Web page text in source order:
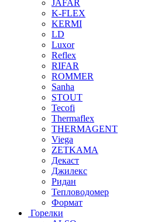
JAFAR
K-FLEX
KERMI
LD
Luxor
Reflex
RIFAR
ROMMER
Sanha
STOUT
Tecofi
Thermaflex
THERMAGENT
Viega
ZETKAMA
Декаст
Джилекс
Ридан
Тепловодомер
Формат
Горелки